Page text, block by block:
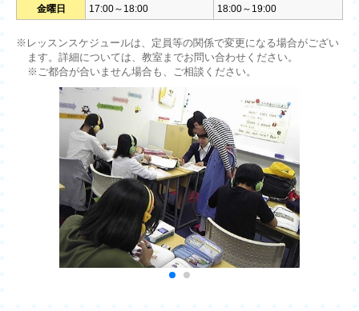
金曜日
17:00～18:00 18:00～19:00
※レッスンスケジュールは、定員等の関係で変更になる場合がござい
ます。詳細については、教室までお問い合わせください。
※ご都合が合いません場合も、ご相談ください。